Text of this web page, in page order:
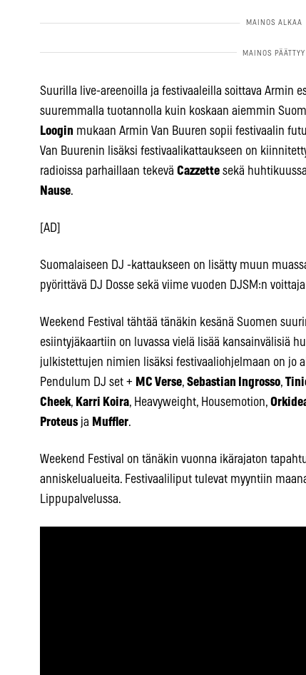
Suurilla live-areenoilla ja festivaaleilla soittava Armin
suuremmalla tuotannolla kuin koskaan aiemmin
Loogin mukaan Armin Van Buuren sopii festivaalin
Van Buurenin lisäksi festivaalikattaukseen on
radioissa parhaillaan tekevä Cazzette sekä
Nause.
[AD]
Suomalaiseen DJ -kattaukseen on lisätty muun
pyörittävä DJ Dosse sekä viime vuoden DJSM:n voittaja
Weekend Festival tähtää tänäkin kesänä Suomen
esiintyjäkaartiin on luvassa vielä lisää kansainvälisiä
julkistettujen nimien lisäksi festivaaliohjelmaan on jo
Pendulum DJ set + MC Verse, Sebastian Ingrosso,
Cheek, Karri Koira, Heavyweight, Housemotion,
Proteusja Muffler.
Weekend Festival on tänäkin vuonna ikärajaton
anniskelualueita. Festivaaliliput tulevat myyntiin
Lippupalvelussa.